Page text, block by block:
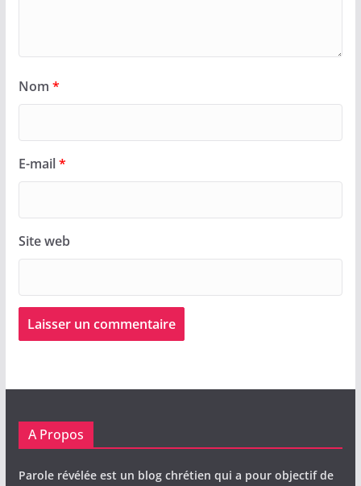
Nom *
E-mail*
Site web
A Propos
Parole révélée est un blog chrétien qui a pour objectif de